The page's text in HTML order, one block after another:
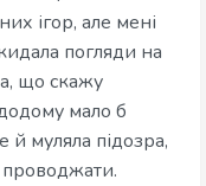
ігор, але мені
погляди на
що скажу
мало б
й муляла підозра,